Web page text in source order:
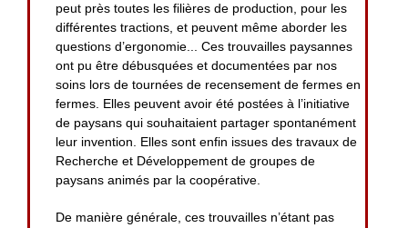
peut près toutes les filières de production, pour les
différentes tractions, et peuvent même aborder les
questions d’ergonomie... Ces trouvailles paysannes
ont pu être débusquées et documentées par nos
soins lors de tournées de recensement de fermes en
fermes. Elles peuvent avoir été postées à l’initiative
de paysans qui souhaitaient partager spontanément
leur invention. Elles sont enfin issues des travaux de
Recherche et Développement de groupes de
paysans animés par la coopérative.
De manière générale, ces trouvailles n’étant pas